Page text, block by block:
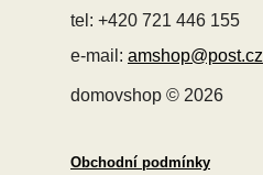
tel: +420 721 446 155
e-mail: amshop@post.cz
domovshop © 2026
Obchodní podmínky